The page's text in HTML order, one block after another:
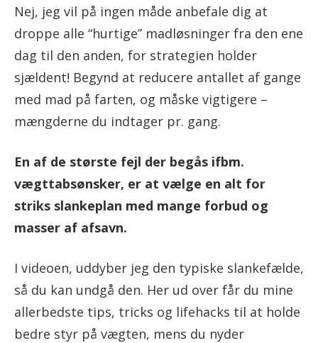
Nej, jeg vil på ingen måde anbefale dig at
droppe alle “hurtige” madløsninger fra den ene
dag til den anden, for strategien holder
sjældent! Begynd at reducere antallet af gange
med mad på farten, og måske vigtigere –
mængderne du indtager pr. gang.
En af de største fejl der begås ifbm.
vægttabsønsker, er at vælge en alt for
striks slankeplan med mange forbud og
masser af afsavn.
I videoen, uddyber jeg den typiske slankefælde,
så du kan undgå den. Her ud over får du mine
allerbedste tips, tricks og lifehacks til at holde
bedre styr på vægten, mens du nyder